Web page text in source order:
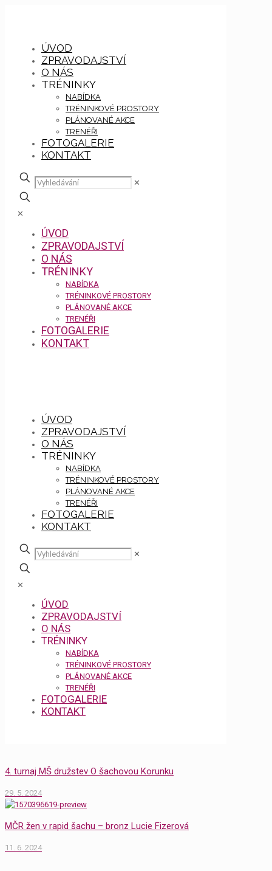
ÚVOD
ZPRAVODAJSTVÍ
O NÁS
TRÉNINKY
NABÍDKA
TRÉNINKOVÉ PROSTORY
PLÁNOVANÉ AKCE
TRENÉŘI
FOTOGALERIE
KONTAKT
✕
✕
ÚVOD
ZPRAVODAJSTVÍ
O NÁS
TRÉNINKY
NABÍDKA
TRÉNINKOVÉ PROSTORY
PLÁNOVANÉ AKCE
TRENÉŘI
FOTOGALERIE
KONTAKT
ÚVOD
ZPRAVODAJSTVÍ
O NÁS
TRÉNINKY
NABÍDKA
TRÉNINKOVÉ PROSTORY
PLÁNOVANÉ AKCE
TRENÉŘI
FOTOGALERIE
KONTAKT
✕
✕
ÚVOD
ZPRAVODAJSTVÍ
O NÁS
TRÉNINKY
NABÍDKA
TRÉNINKOVÉ PROSTORY
PLÁNOVANÉ AKCE
TRENÉŘI
FOTOGALERIE
KONTAKT
4. turnaj MŠ družstev O šachovou Korunku
29. 5. 2024
MČR žen v rapid šachu – bronz Lucie Fizerová
11. 6. 2024